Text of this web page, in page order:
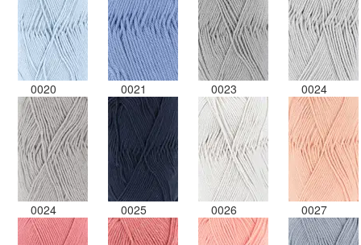
0020 0021 0023 0024
0024 0025 0026 0027